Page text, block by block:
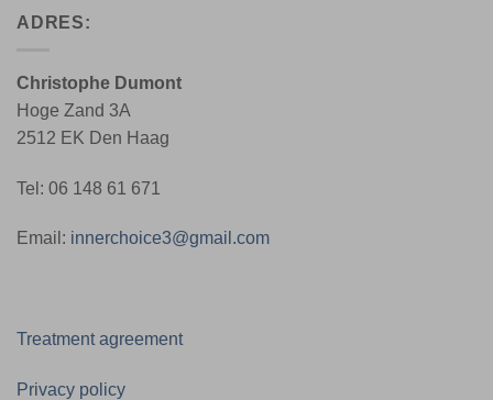
ADRES:
Christophe Dumont
Hoge Zand 3A
2512 EK Den Haag
Tel: 06 148 61 671
Email: innerchoice3@gmail.com
Treatment agreement
Privacy policy